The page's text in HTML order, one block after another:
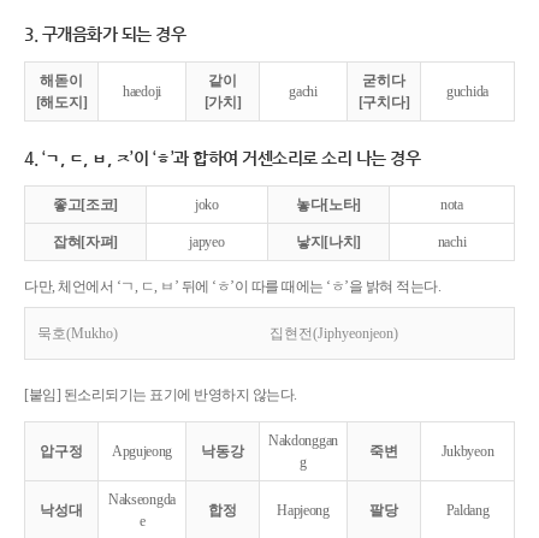
3. 구개음화가 되는 경우
해돋이
[해도지]
haedoji
같이
[가치]
gachi
굳히다
[구치다]
guchida
4. ‘ㄱ, ㄷ, ㅂ, ㅈ’이 ‘ㅎ’과 합하여 거센소리로 소리 나는 경우
좋고[조코] joko 놓다[노타] nota
잡혀[자펴] japyeo 낳지[나치] nachi
다만, 체언에서 ‘ㄱ, ㄷ, ㅂ’ 뒤에 ‘ㅎ’이 따를 때에는 ‘ㅎ’을 밝혀 적는다.
묵호(Mukho) 집현전(Jiphyeonjeon)
[붙임] 된소리되기는 표기에 반영하지 않는다.
압구정 Apgujeong 낙동강
Nakdonggan
g
죽변 Jukbyeon
낙성대
Nakseongda
e
합정 Hapjeong 팔당 Paldang